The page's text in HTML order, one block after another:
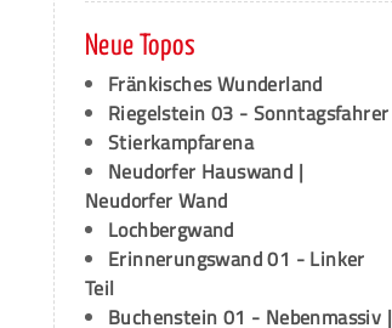
Neue Topos
Fränkisches Wunderland
Riegelstein 03 - Sonntagsfahrer
Stierkampfarena
Neudorfer Hauswand |
Neudorfer Wand
Lochbergwand
Erinnerungswand 01 - Linker
Teil
Buchenstein 01 - Nebenmassiv |